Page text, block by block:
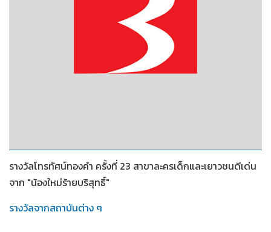
2552
รางวัลโทรทัศน์ทองคำ ครั้งที่ 23 สาขาละครเด็กและเยาวชนดีเด่น
จาก "น้องใหม่ร้ายบริสุทธิ์"
รางวัลจากสถาบันต่าง ๆ